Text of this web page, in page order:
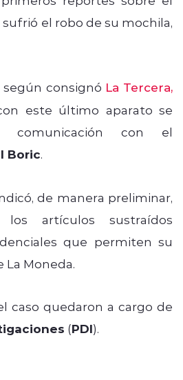
el robo de su mochila,
según consignó La Tercera,
este último aparato se
comunicación con el
Boric.
de manera preliminar,
artículos sustraídos
que permiten su
La Moneda.
caso quedaron a cargo de
(PDI).